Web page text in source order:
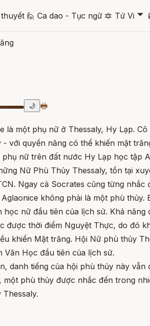
🙋 Ca dao - Tục ngữ 🔯 Tử Vi 🞃
🌙 🖶
là một phụ nữ ở Thessaly, Hy Lạp.
- với quyền năng có thể khiến mặt
phụ nữ trên đất nước Hy Lạp học tập
Nữ Phù Thủy Thessaly, tồn tại
Ngay cả Socrates cũng từng
không phải là một phù thủy.
học nữ đầu tiên của lịch sử. Khả
được thời điểm Nguyệt Thực, do đó
khiển Mặt trăng. Hội Nữ phù thủy
Văn Học đầu tiên của lịch sử.
danh tiếng của hội phù thủy này vẫn
một phù thủy được nhắc đến trong